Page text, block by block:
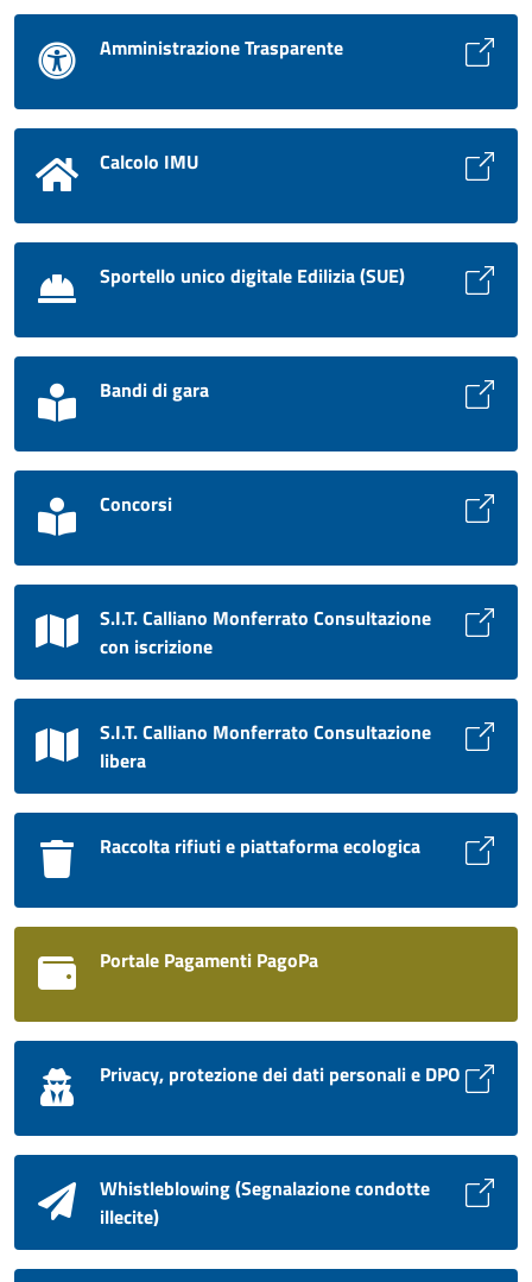
Amministrazione Trasparente
Calcolo IMU
Sportello unico digitale Edilizia (SUE)
Bandi di gara
Concorsi
S.I.T. Calliano Monferrato Consultazione
con iscrizione
S.I.T. Calliano Monferrato Consultazione
libera
Raccolta rifiuti e piattaforma ecologica
Portale Pagamenti PagoPa
Privacy, protezione dei dati personali e DPO
Whistleblowing (Segnalazione condotte
illecite)